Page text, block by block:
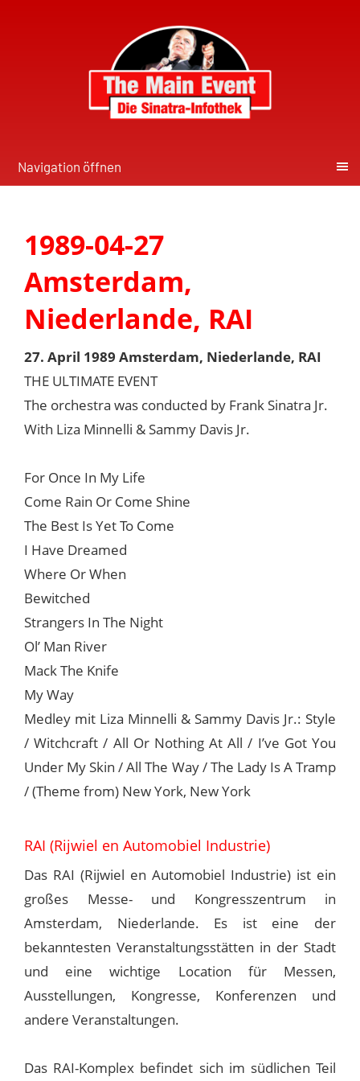
Navigation öffnen
1989-04-27
Amsterdam,
Niederlande, RAI
27. April 1989 Amsterdam, Niederlande, RAI
THE ULTIMATE EVENT
The orchestra was conducted by Frank Sinatra Jr.
With Liza Minnelli & Sammy Davis Jr.
For Once In My Life
Come Rain Or Come Shine
The Best Is Yet To Come
I Have Dreamed
Where Or When
Bewitched
Strangers In The Night
Ol’ Man River
Mack The Knife
My Way
Medley mit Liza Minnelli & Sammy Davis Jr.: Style
/ Witchcraft / All Or Nothing At All / I’ve Got You
Under My Skin / All The Way / The Lady Is A Tramp
/ (Theme from) New York, New York
RAI (Rijwiel en Automobiel Industrie)
Das RAI (Rijwiel en Automobiel Industrie) ist ein
großes Messe- und Kongresszentrum in
Amsterdam, Niederlande. Es ist eine der
bekanntesten Veranstaltungsstätten in der Stadt
und eine wichtige Location für Messen,
Ausstellungen, Kongresse, Konferenzen und
andere Veranstaltungen.
Das RAI-Komplex befindet sich im südlichen Teil